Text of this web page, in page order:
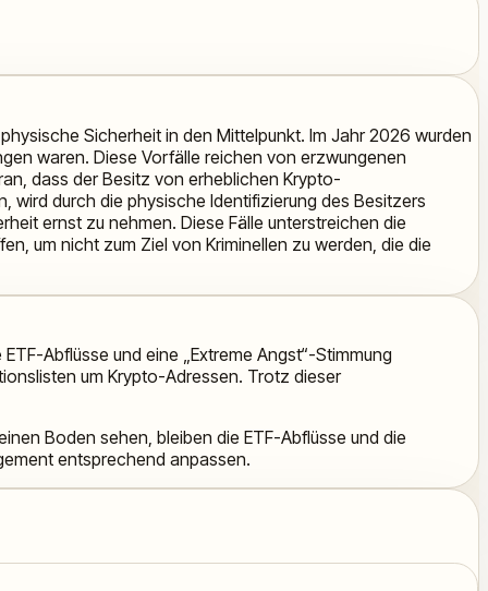
Sicherheit in den Mittelpunkt. Im Jahr 2026 wurden
waren. Diese Vorfälle reichen von erzwungenen
dass der Besitz von erheblichen Krypto-
wird durch die physische Identifizierung des Besitzers
ernst zu nehmen. Diese Fälle unterstreichen die
um nicht zum Ziel von Kriminellen zu werden, die die
Abflüsse und eine „Extreme Angst“-Stimmung
um Krypto-Adressen. Trotz dieser
Boden sehen, bleiben die ETF-Abflüsse und die
entsprechend anpassen.